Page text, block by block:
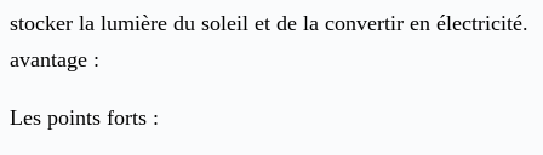
stocker la lumière du soleil et de la convertir en électricité.
avantage :
Les points forts :